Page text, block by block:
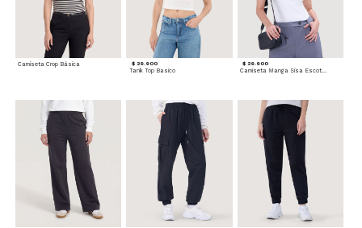
Camiseta Crop Básica $ 29.900
Tank Top Basico
$ 29.900
Camiseta Manga Sisa Escotada